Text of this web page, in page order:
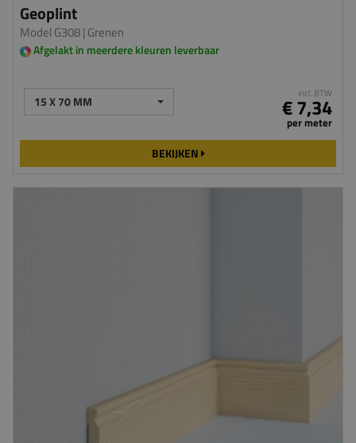
Geoplint
Model G308| Grenen
Afgelakt in meerdere kleuren leverbaar
15 X 70 MM incl. BTW
€ 7,34
per meter
BEKIJKEN